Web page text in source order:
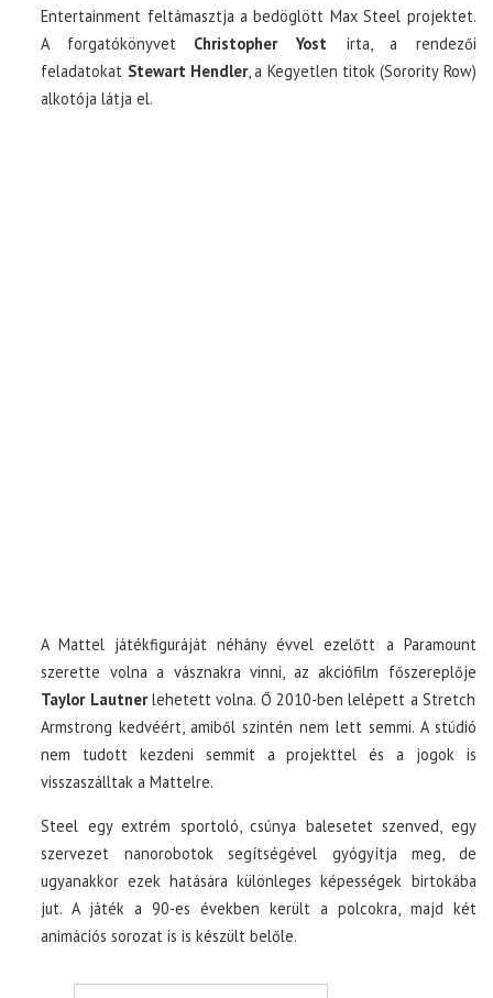
KULISSZA
Entertainment feltámasztja a bedöglött Max Steel projektet.
A forgatókönyvet Christopher Yostírta, a rendezői
feladatokat Stewart Hendler, a Kegyetlen titok (Sorority Row)
alkotója látja el.
A Mattel játékfiguráját néhány évvel ezelőtt a Paramount
szerette volna a vásznakra vinni, az akciófilm főszereplője
Taylor Lautnerlehetett volna. Ő 2010-ben lelépett a Stretch
Armstrong kedvéért, amiből szintén nem lett semmi. A stúdió
nem tudott kezdeni semmit a projekttel és a jogok is
visszaszálltak a Mattelre.
Steel egy extrém sportoló, csúnya balesetet szenved, egy
szervezet nanorobotok segítségével gyógyítja meg, de
ugyanakkor ezek hatására különleges képességek birtokába
jut. A játék a 90-es években került a polcokra, majd két
animációs sorozat is is készült belőle.